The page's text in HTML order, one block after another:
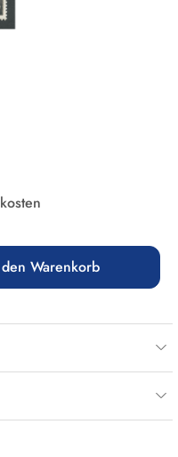
Wert
Warenkorb